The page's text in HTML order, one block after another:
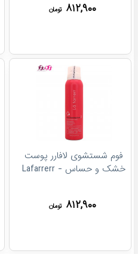
۸۱۲,۹۰۰ تومان
فوم شستشوی لافارر پوست
خشک و حساس - Lafarrerr
۸۱۲,۹۰۰ تومان